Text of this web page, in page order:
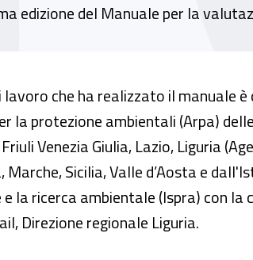
edizione del Manuale per la
con la collaborazione di
lavoro che ha realizzato il manuale
la protezione ambientali (Arpa)
Venezia Giulia, Lazio, Liguria
Marche, Sicilia, Valle d’Aosta e
la ricerca ambientale (Ispra) con la
Direzione regionale Liguria.